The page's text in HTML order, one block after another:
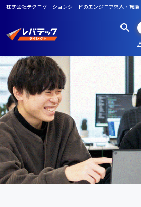
株式会社テクニケーションシードのエンジニア求人・